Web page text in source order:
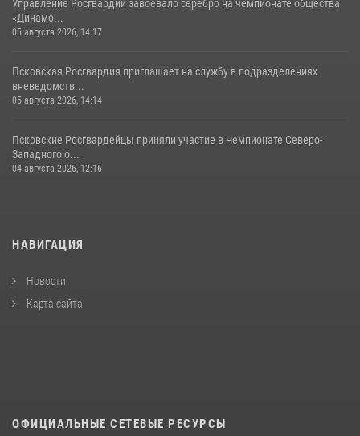
Управление Росгвардии завоевало серебро на чемпионате общества
«Динамо...
05 августа 2026, 14:17
Псковская Росгвардия приглашает на службу в подразделениях
вневедомств...
05 августа 2026, 14:14
Псковские Росгвардейцы приняли участие в Чемпионате Северо-
Западного о...
04 августа 2026, 12:16
НАВИГАЦИЯ
Новости
Карта сайта
ОФИЦИАЛЬНЫЕ СЕТЕВЫЕ РЕСУРСЫ